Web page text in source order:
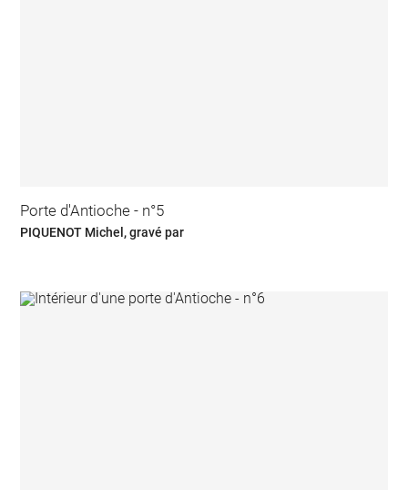
Porte d'Antioche - n°5
PIQUENOT Michel, gravé par